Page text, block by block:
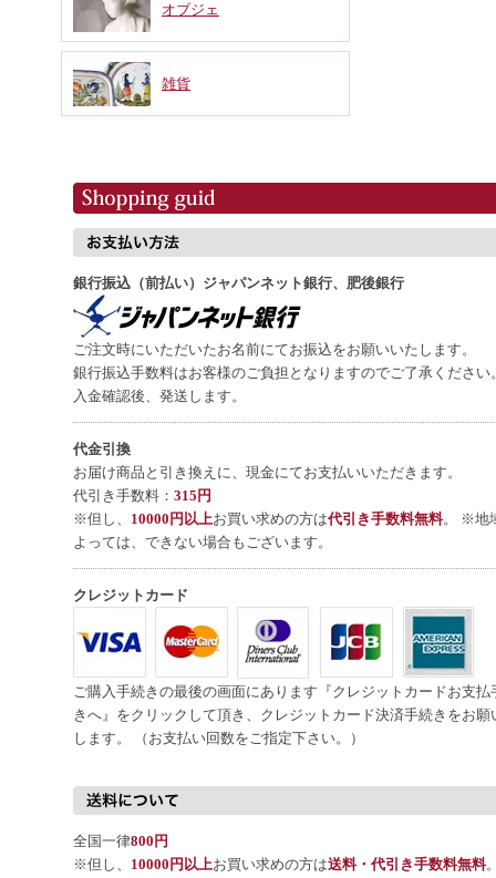
オブジェ
雑貨
銀行振込（前払い）ジャパンネット銀行、肥後銀行
ご注文時にいただいたお名前にてお振込をお願いいたします。
銀行振込手数料はお客様のご負担となりますのでご了承ください
入金確認後、発送します。
代金引換
お届け商品と引き換えに、現金にてお支払いいただきます。
代引き手数料： 315円
※但し、 10000円以上お買い求めの方は代引き手数料無料。 ※地
よっては、できない場合もございます。
クレジットカード
ご購入手続きの最後の画面にあります『クレジットカードお支払
きへ』をクリックして頂き、クレジットカード決済手続きをお願
します。 （お支払い回数をご指定下さい。）
全国一律800円
※但し、 10000円以上お買い求めの方は送料・代引き手数料無料